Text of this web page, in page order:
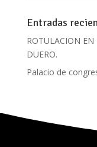
Entradas
ROTULACION EN
DUERO.
Palacio de